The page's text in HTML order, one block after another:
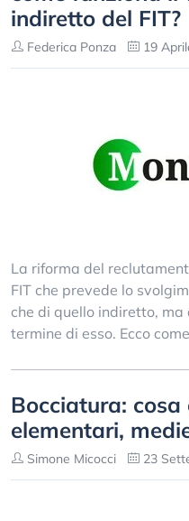
indiretto del FIT?
Federica Ponza 19
La riforma del
FIT che prevede lo
che di quello indiretto,
termine di esso. Ecco
Bocciatura:
elementari,
Simone Micocci 23